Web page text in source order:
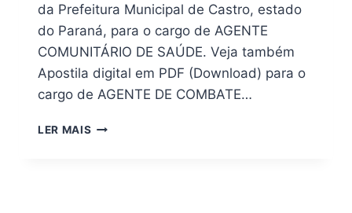
da Prefeitura Municipal de Castro, estado
do Paraná, para o cargo de AGENTE
COMUNITÁRIO DE SAÚDE. Veja também
Apostila digital em PDF (Download) para o
cargo de AGENTE DE COMBATE…
LER MAIS APOSTILA